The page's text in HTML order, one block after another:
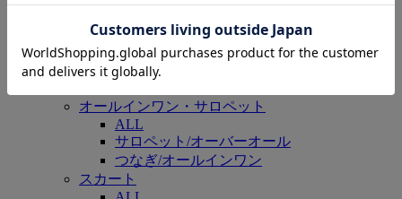
チノパンツ
スラックス
スウェットパンツ
オールインワン・サロペット
ALL
サロペット/オーバーオール
つなぎ/オールインワン
スカート